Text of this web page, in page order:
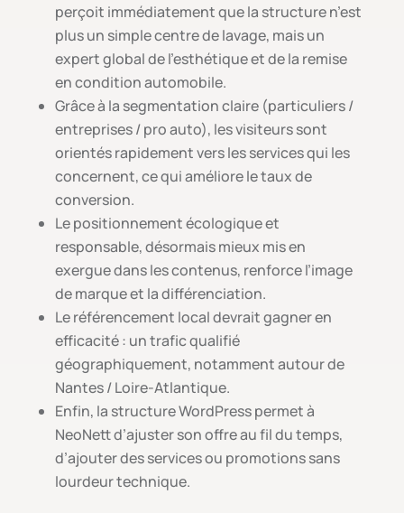
perçoit immédiatement que la structure n’est
plus un simple centre de lavage, mais un
expert global de l’esthétique et de la remise
en condition automobile.
Grâce à la segmentation claire (particuliers /
entreprises / pro auto), les visiteurs sont
orientés rapidement vers les services qui les
concernent, ce qui améliore le taux de
conversion.
Le positionnement écologique et
responsable, désormais mieux mis en
exergue dans les contenus, renforce l’image
de marque et la différenciation.
Le référencement local devrait gagner en
efficacité : un trafic qualifié
géographiquement, notamment autour de
Nantes / Loire-Atlantique.
Enfin, la structure WordPress permet à
NeoNett d’ajuster son offre au fil du temps,
d’ajouter des services ou promotions sans
lourdeur technique.